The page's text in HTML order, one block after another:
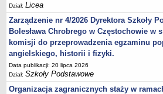
Dział:Licea
Zarządzenie nr 4/2026 Dyrektora Szkoły
Bolesława Chrobrego w Częstochowie w
komisji do przeprowadzenia egzaminu
angielskiego, historii i fizyki.
Data publikacji: 20 lipca 2026
Dział:Szkoły Podstawowe
Organizacja zagranicznych staży w